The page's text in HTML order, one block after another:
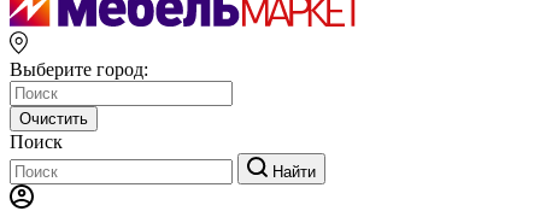
Выберите город:
Очистить
Поиск
Найти